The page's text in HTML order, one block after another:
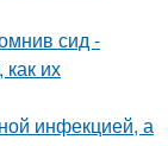
сид -
их
инфекцией, а